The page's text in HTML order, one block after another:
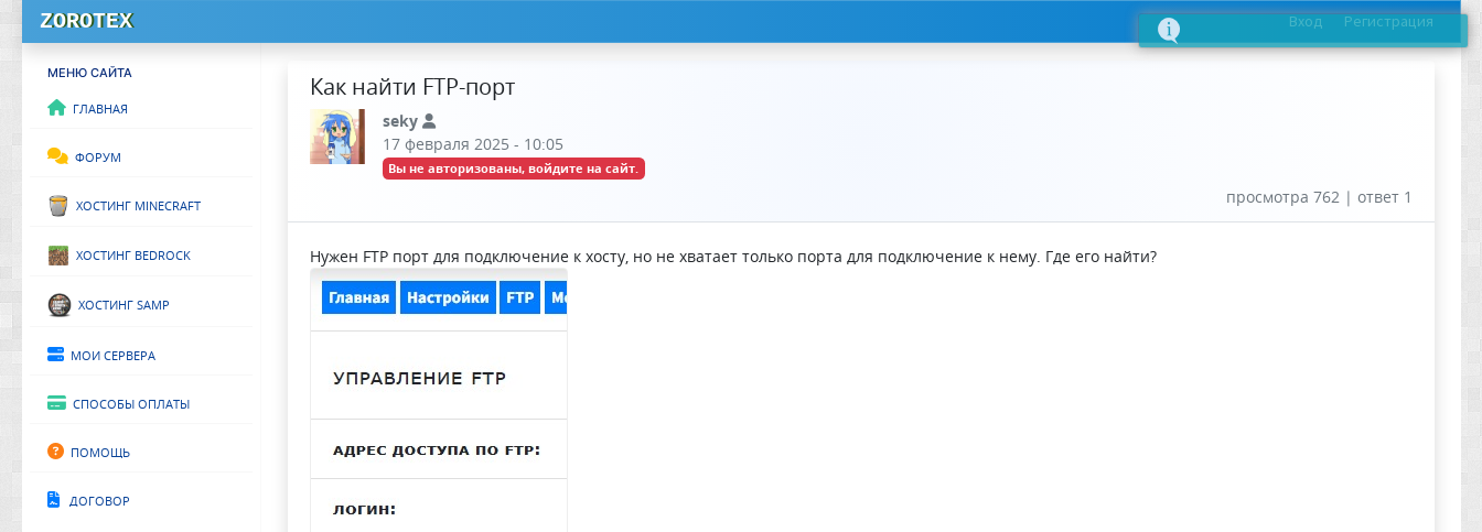
ZOROTEX Вход Регистрация
МЕНЮ САЙТА
Главная
Форум
Хостинг Minecraft
Хостинг Bedrock
Хостинг SAMP
Мои сервера
Способы оплаты
Помощь
Договор
Как найти FTP-порт
seky
17 февраля 2025 - 10:05
Вы не авторизованы, войдите на сайт.
просмотра 762 | ответ 1
Нужен FTP порт для подключение к хосту, но не хватает только порта для подключение к нему. Где его найти?